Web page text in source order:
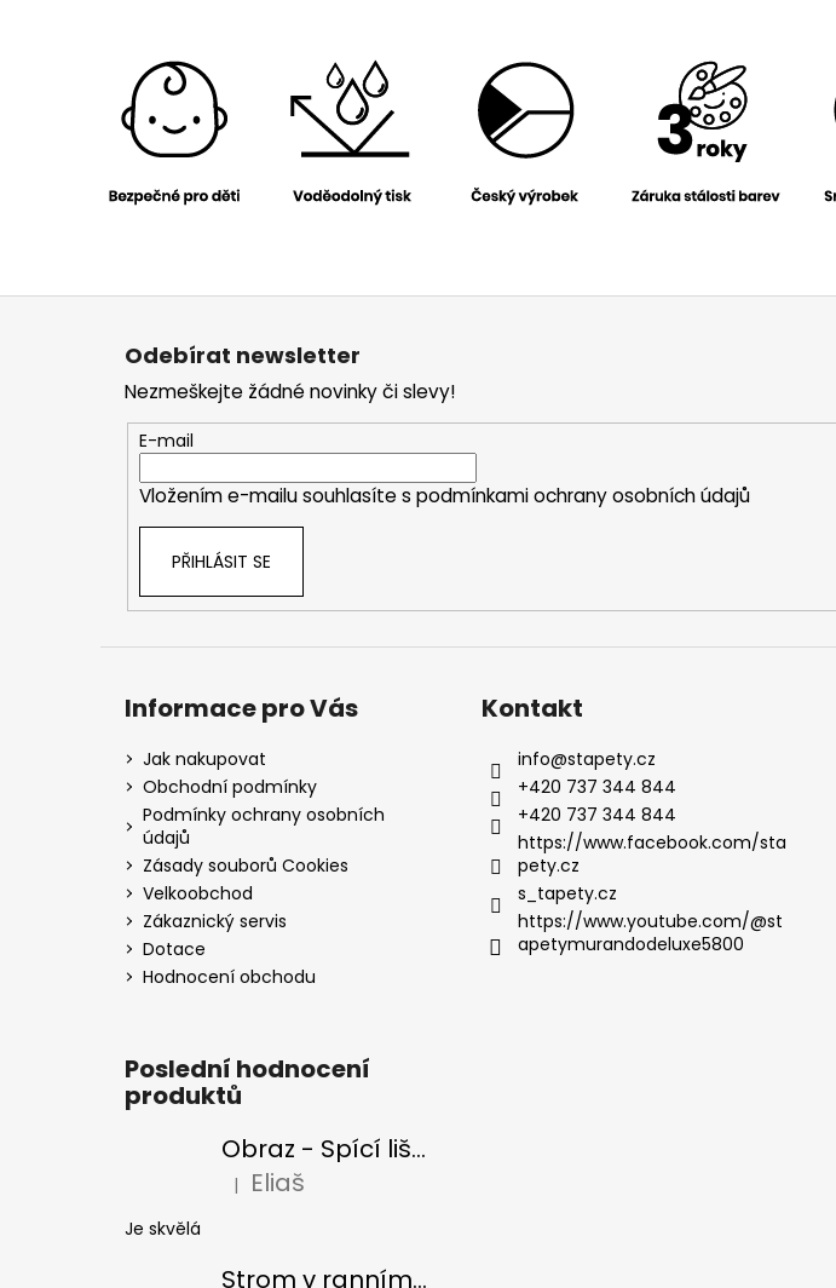
Odebírat newsletter
Nezmeškejte žádné novinky či slevy!
E-mail
Vložením e-mailu souhlasíte s podmínkami ochrany osobních údajů
PŘIHLÁSIT SE
Informace pro Vás
Jak nakupovat
Obchodní podmínky
Podmínky ochrany osobních
údajů
Zásady souborů Cookies
Velkoobchod
Zákaznický servis
Dotace
Hodnocení obchodu
Kontakt
info@stapety.cz
+420 737 344 844
+420 737 344 844
https://www.facebook.com/sta
pety.cz
s_tapety.cz
https://www.youtube.com/@st
apetymurandodeluxe5800
Poslední hodnocení
produktů
Obraz - Spící liška
Hodnocení produktu je 5 z 5 hvězdiček.
| Eliaš
Je skvělá
Strom v ranním slunci